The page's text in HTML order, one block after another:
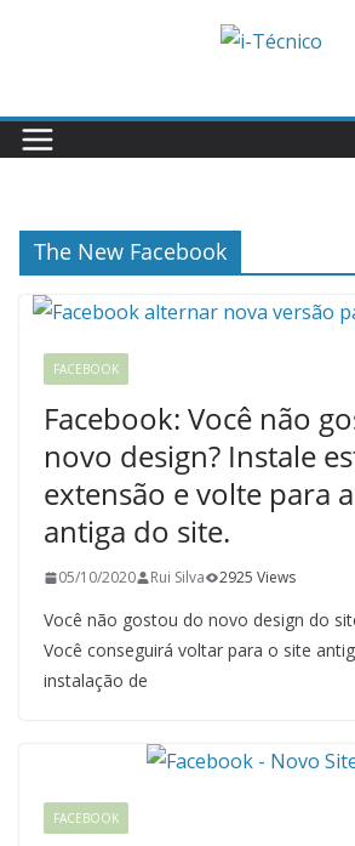
The New Facebook
FACEBOOK
Facebook: Você não
novo design? Instale
extensão e volte para
antiga do site.
05/10/2020 Rui Silva 2925 Views
Você não gostou do novo design do
Você conseguirá voltar para o site
instalação de
FACEBOOK